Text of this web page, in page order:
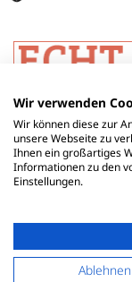
Wir verwenden
Wir können diese zur
unsere Webseite zu
Ihnen ein großartiges
Informationen zu den
Einstellungen.
Ablehnen